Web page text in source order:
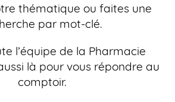
thématique ou faites une
par mot-clé.
l’équipe de la Pharmacie
là pour vous répondre au
comptoir.